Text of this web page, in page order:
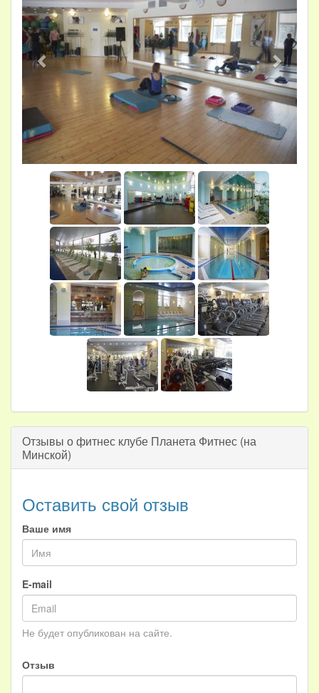
Отзывы о фитнес клубе Планета Фитнес (на
Минской)
Оставить свой отзыв
Ваше имя
E-mail
Не будет опубликован на сайте.
Отзыв